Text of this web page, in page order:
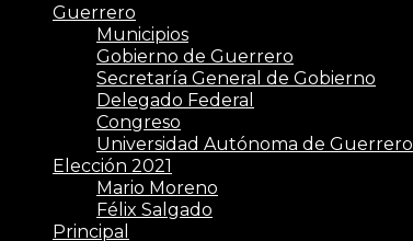
Guerrero
Municipios
Gobierno de Guerrero
Secretaría General de Gobierno
Delegado Federal
Congreso
Universidad Autónoma de Guerrero
Elección 2021
Mario Moreno
Félix Salgado
Principal